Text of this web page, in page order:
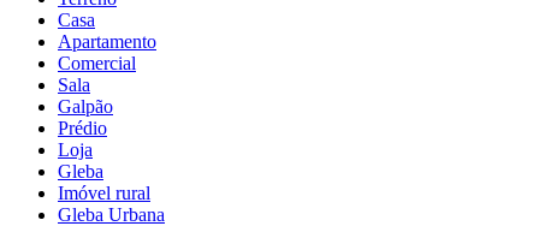
Casa
Apartamento
Comercial
Sala
Galpão
Prédio
Loja
Gleba
Imóvel rural
Gleba Urbana